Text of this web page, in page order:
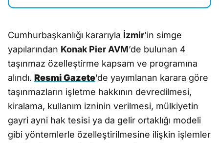
Cumhurbaşkanlığı kararıyla İzmir’in simge
yapılarından Konak Pier AVM’de bulunan 4
taşınmaz özelleştirme kapsam ve programına
alındı. Resmi Gazete’de yayımlanan karara göre
taşınmazların işletme hakkının devredilmesi,
kiralama, kullanım izninin verilmesi, mülkiyetin
gayri ayni hak tesisi ya da gelir ortaklığı modeli
gibi yöntemlerle özelleştirilmesine ilişkin işlemler